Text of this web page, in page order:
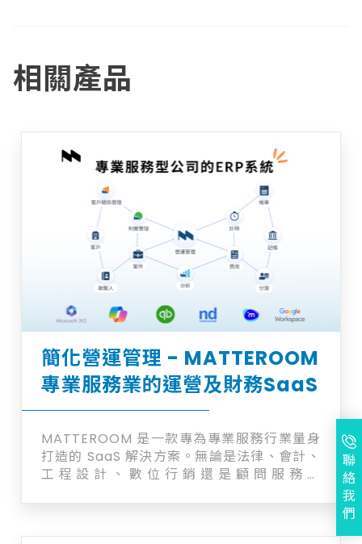
相關產品
簡化營運管理 - MATTEROOM
專業服務業的運營及財務SaaS
MATTEROOM 是一款專為專業服務行業量身
打造的 SaaS 解決方案。無論是法律、會計、
工程設計、數位行銷還是顧問服務，
聯
絡
我
們